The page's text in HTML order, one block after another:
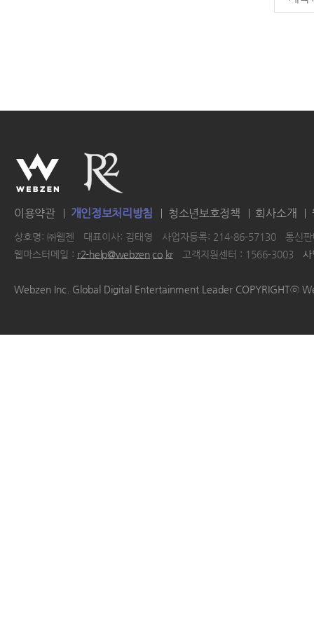
이용약관 개인정보처리방침 청소년보호정책 회사소개
상호명: ㈜웹젠 대표이사: 김태영 사업자등록: 214-86-57130
통신
웹마스터메일 : r2-help@webzen.co.kr 고객지원센터 : 1566-3003
Webzen Inc. Global Digital Entertainment Leader COPYRIGHTⓒ